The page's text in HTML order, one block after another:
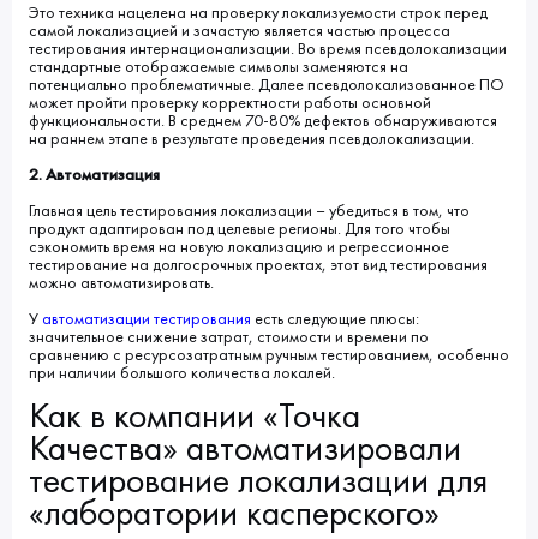
Это техника нацелена на проверку локализуемости строк перед
самой локализацией и зачастую является частью процесса
тестирования интернационализации. Во время псевдолокализации
стандартные отображаемые символы заменяются на
потенциально проблематичные. Далее псевдолокализованное ПО
может пройти проверку корректности работы основной
функциональности. В среднем 70-80% дефектов обнаруживаются
на раннем этапе в результате проведения псевдолокализации.
2. Автоматизация
Главная цель тестирования локализации – убедиться в том, что
продукт адаптирован под целевые регионы. Для того чтобы
сэкономить время на новую локализацию и регрессионное
тестирование на долгосрочных проектах, этот вид тестирования
можно автоматизировать.
У автоматизации тестирования есть следующие плюсы:
значительное снижение затрат, стоимости и времени по
сравнению с ресурсозатратным ручным тестированием, особенно
при наличии большого количества локалей.
Как в компании «Точка
Качества» автоматизировали
тестирование локализации для
«лаборатории касперского»